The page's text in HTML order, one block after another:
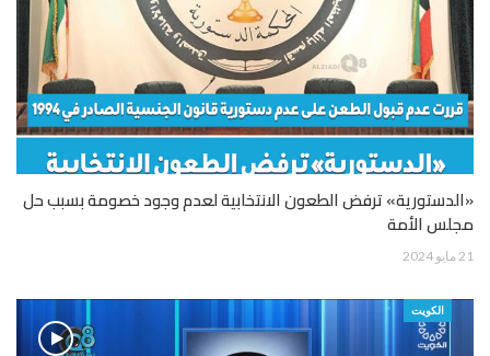
«الدستورية» ترفض الطعون الانتخابية لعدم وجود خصومة بسبب حل
مجلس الأمة
21 مايو 2024
الكويت